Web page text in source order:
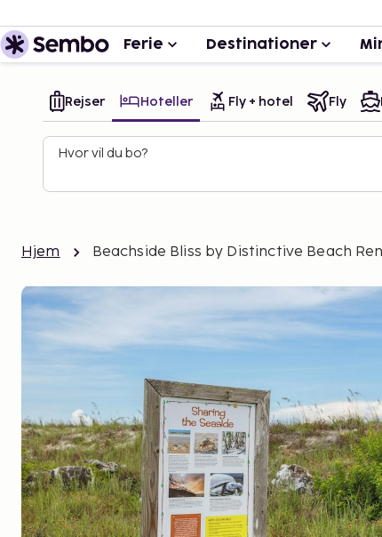
Ferie Destinationer
Rejser Hoteller Fly + hotel Fly
Hvor vil du bo?
Hjem Beachside Bliss by Distinctive Beach